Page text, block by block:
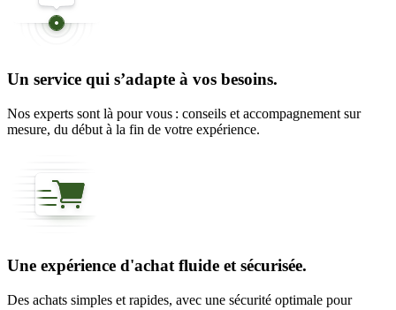
Un service qui s’adapte à vos besoins.
Nos experts sont là pour vous : conseils et accompagnement sur
mesure, du début à la fin de votre expérience.
Une expérience d'achat fluide et sécurisée.
Des achats simples et rapides, avec une sécurité optimale pour